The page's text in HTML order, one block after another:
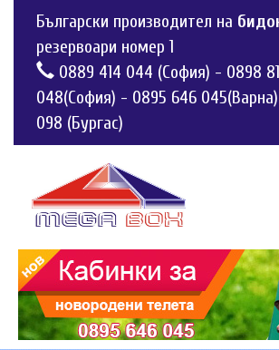
Български производител на
резервоари номер 1
0889 414 044 (София) - 0898
048(София) - 0895 646 045(Варна)
098 (Бургас)